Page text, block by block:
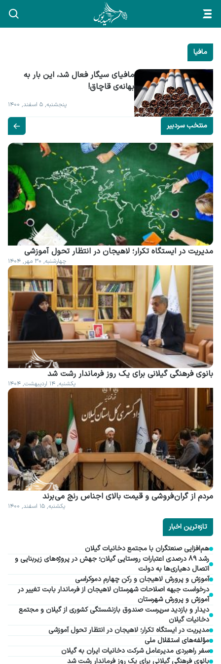
مافیا
بهانه‌ی قاچاق!
پنجشنبه, ۵ اسفند, ۱۴۰۰
منتخب سردبیر
مدیریت در ایستگاه تکرار؛ لاهیجان در انتظار تحول آموزشی
چهارشنبه, ۳۰ مهر, ۱۴۰۴
بانوی فرهنگی گیلانی برای یک روز فرماندار رشت شد
یکشنبه, ۱۴ اردیبهشت, ۱۴۰۴
مردم از گران فروشی و قیمت بالای اجناس رنج می برند
یکشنبه, ۱۵ اسفند, ۱۴۰۰
تازه‌ترین اخبار
هم‌افزایی صنعتگران با مجتمع دخانیات گیلان
رشد ۸۹ درصدی اعتبارات روستایی گیلان؛ جهش در پروژه‌های زیربنایی و
اتصال دهیاری‌ها به دولت
آموزش و پرورش لاهیجان و رکن چهارم دموکراسی
درخواست جبهه اصلاحات شهرستان لاهیجان از فرماندار بابت تغییر در
آموزش و پرورش شهرستان
دیدار و بازدید سرپرست صندوق بازنشستگی کشوری از گیلان و مجتمع
دخانیات گیلان
مدیریت در ایستگاه تکرار؛ لاهیجان در انتظار تحول آموزشی
مؤلفه‌های استقلال ملی
سفر راهبردی مدیرعامل شرکت دخانیات ایران به گیلان
بانوی فرهنگی گیلانی برای یک روز فرماندار رشت شد